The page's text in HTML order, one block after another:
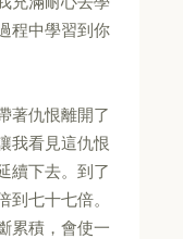
程中學習到你
著仇恨離開了
我看見這仇恨
續下去。到了
七十七倍。
累積，會使一